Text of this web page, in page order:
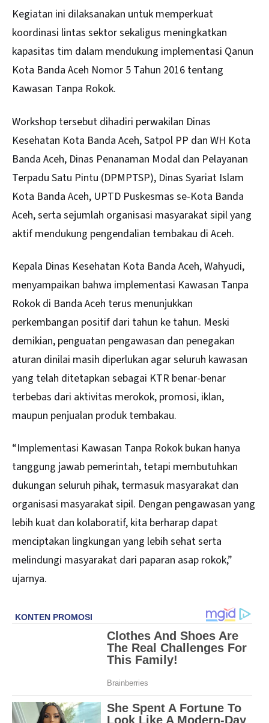
Kegiatan ini dilaksanakan untuk memperkuat
koordinasi lintas sektor sekaligus meningkatkan
kapasitas tim dalam mendukung implementasi Qanun
Kota Banda Aceh Nomor 5 Tahun 2016 tentang
Kawasan Tanpa Rokok.
Workshop tersebut dihadiri perwakilan Dinas
Kesehatan Kota Banda Aceh, Satpol PP dan WH Kota
Banda Aceh, Dinas Penanaman Modal dan Pelayanan
Terpadu Satu Pintu (DPMPTSP), Dinas Syariat Islam
Kota Banda Aceh, UPTD Puskesmas se-Kota Banda
Aceh, serta sejumlah organisasi masyarakat sipil yang
aktif mendukung pengendalian tembakau di Aceh.
Kepala Dinas Kesehatan Kota Banda Aceh, Wahyudi,
menyampaikan bahwa implementasi Kawasan Tanpa
Rokok di Banda Aceh terus menunjukkan
perkembangan positif dari tahun ke tahun. Meski
demikian, penguatan pengawasan dan penegakan
aturan dinilai masih diperlukan agar seluruh kawasan
yang telah ditetapkan sebagai KTR benar-benar
terbebas dari aktivitas merokok, promosi, iklan,
maupun penjualan produk tembakau.
“Implementasi Kawasan Tanpa Rokok bukan hanya
tanggung jawab pemerintah, tetapi membutuhkan
dukungan seluruh pihak, termasuk masyarakat dan
organisasi masyarakat sipil. Dengan pengawasan yang
lebih kuat dan kolaboratif, kita berharap dapat
menciptakan lingkungan yang lebih sehat serta
melindungi masyarakat dari paparan asap rokok,”
ujarnya.